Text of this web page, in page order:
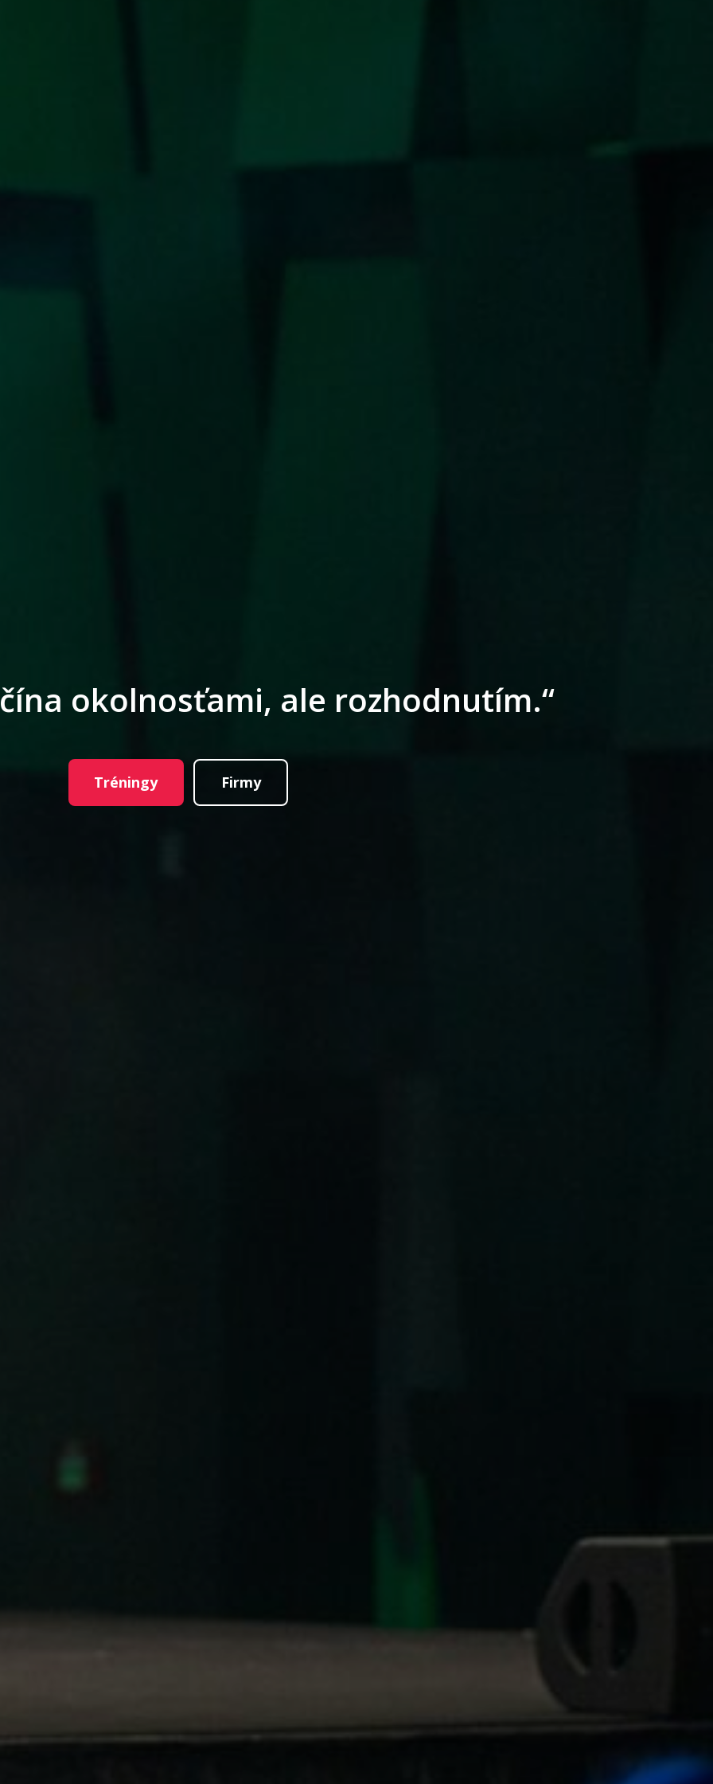
okolnosťami, ale rozhodnutím.“
Tréningy Firmy